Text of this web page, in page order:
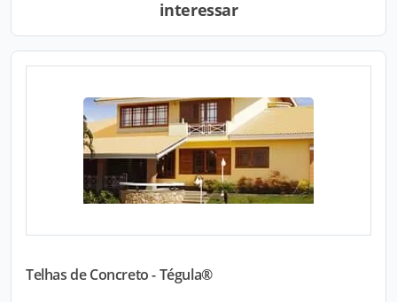
interessar
Telhas de Concreto - Tégula®